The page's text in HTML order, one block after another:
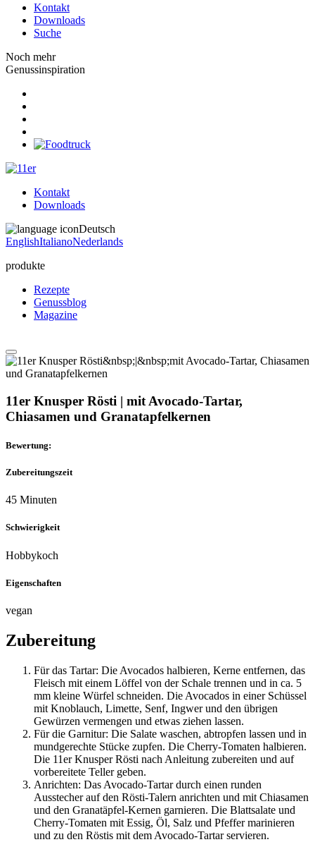
Kontakt
Downloads
Suche
Noch mehr
Genussinspiration
Kontakt
Downloads
Deutsch
EnglishItalianoNederlands
produkte
Rezepte
Genussblog
Magazine
11er Knusper Rösti | mit Avocado-Tartar,
Chiasamen und Granatapfelkernen
Bewertung:
Zubereitungszeit
45 Minuten
Schwierigkeit
Hobbykoch
Eigenschaften
vegan
Zubereitung
Für das Tartar: Die Avocados halbieren, Kerne entfernen, das
Fleisch mit einem Löffel von der Schale trennen und in ca. 5
mm kleine Würfel schneiden. Die Avocados in einer Schüssel
mit Knoblauch, Limette, Senf, Ingwer und den übrigen
Gewürzen vermengen und etwas ziehen lassen.
Für die Garnitur: Die Salate waschen, abtropfen lassen und in
mundgerechte Stücke zupfen. Die Cherry-Tomaten halbieren.
Die 11er Knusper Rösti nach Anleitung zubereiten und auf
vorbereitete Teller geben.
Anrichten: Das Avocado-Tartar durch einen runden
Ausstecher auf den Rösti-Talern anrichten und mit Chiasamen
und den Granatäpfel-Kernen garnieren. Die Blattsalate und
Cherry-Tomaten mit Essig, Öl, Salz und Pfeffer marinieren
und zu den Röstis mit dem Avocado-Tartar servieren.